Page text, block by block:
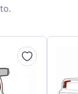
Opel Vauxhall
Renault
Seat